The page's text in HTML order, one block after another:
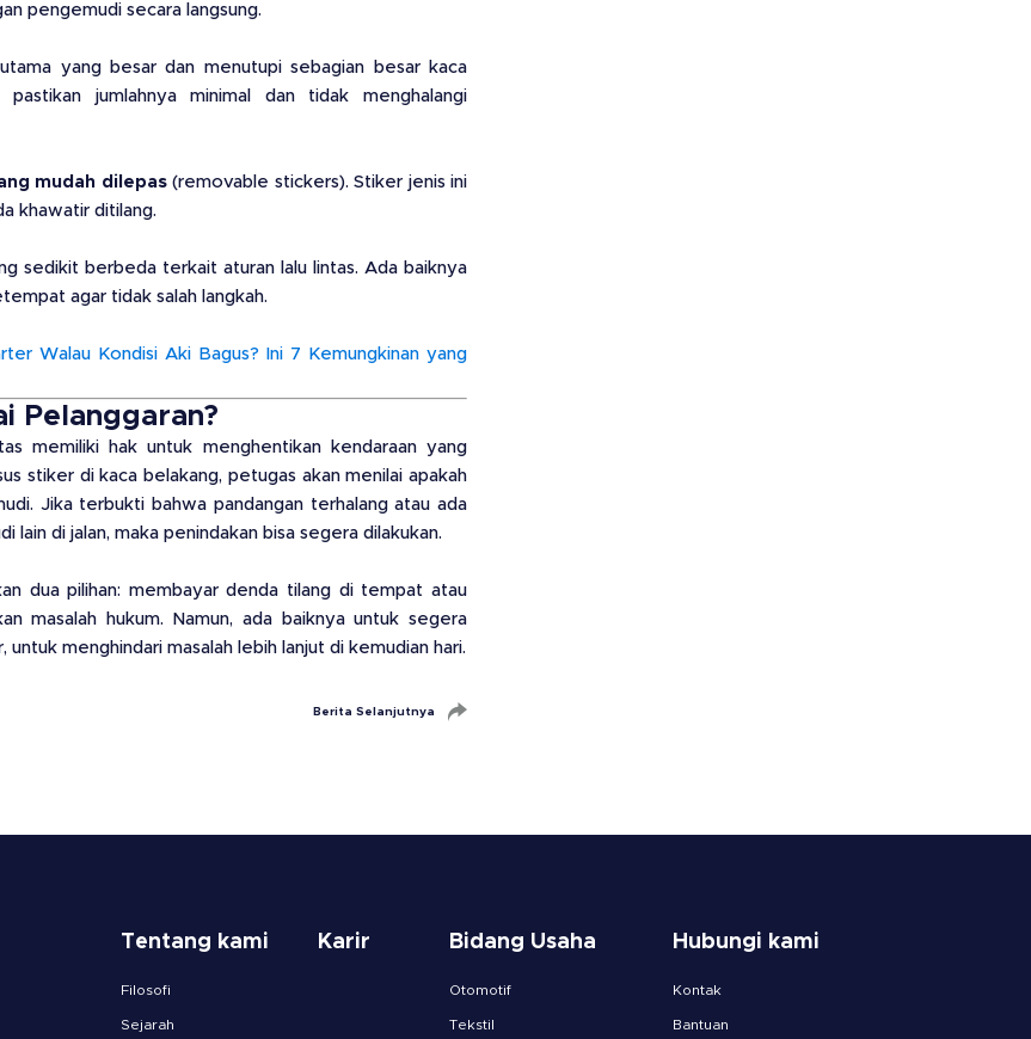
pengemudi secara langsung.
yang besar dan menutupi sebagian besar kaca
jumlahnya minimal dan tidak menghalangi
mudah dilepas(removable stickers). Stiker jenis ini
khawatir ditilang.
sedikit berbeda terkait aturan lalu lintas. Ada baiknya
agar tidak salah langkah.
Walau Kondisi Aki Bagus? Ini 7 Kemungkinan yang
Pelanggaran?
memiliki hak untuk menghentikan kendaraan yang
stiker di kaca belakang, petugas akan menilai apakah
Jika terbukti bahwa pandangan terhalang atau ada
di jalan, maka penindakan bisa segera dilakukan.
dua pilihan: membayar denda tilang di tempat atau
masalah hukum. Namun, ada baiknya untuk segera
menghindari masalah lebih lanjut di kemudian hari.
Berita Selanjutnya
Tentang kami
Filosofi
Sejarah
Karir Bidang Usaha
Otomotif
Tekstil
Hubungi kami
Kontak
Bantuan